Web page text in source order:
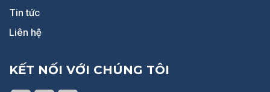
Tin tức
Liên hệ
KẾT NỐI VỚI CHÚNG TÔI